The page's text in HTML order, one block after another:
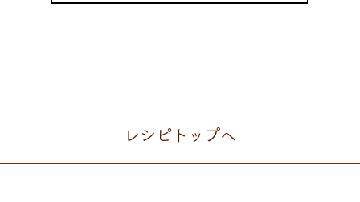
レシピ トップへ